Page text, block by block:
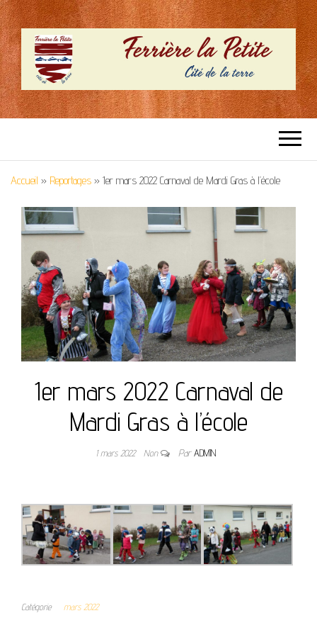
SITE OFFICIEL –
FERRIERE LA
PETITE
Cité de la terre
Accueil » Reportages » 1er mars 2022 Carnaval de Mardi Gras à l’école
1er mars 2022 Carnaval de
Mardi Gras à l’école
1 mars 2022 Non ParADMIN
Catégorie mars 2022